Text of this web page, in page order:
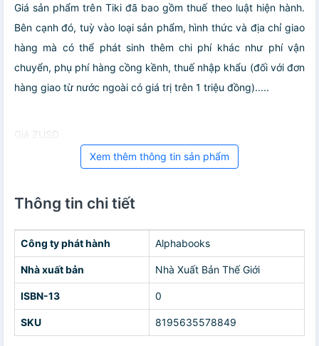
Giá sản phẩm trên Tiki đã bao gồm thuế theo luật hiện hành.
Bên cạnh đó, tuỳ vào loại sản phẩm, hình thức và địa chỉ giao
hàng mà có thể phát sinh thêm chi phí khác như phí vận
chuyển, phụ phí hàng cồng kềnh, thuế nhập khẩu (đối với đơn
hàng giao từ nước ngoài có giá trị trên 1 triệu đồng).....
Giá ZUSD
Xem thêm thông tin sản phẩm
Thông tin chi tiết
Công ty phát hành Alphabooks
Nhà xuất bản Nhà Xuất Bản Thế Giới
ISBN-13 0
SKU 8195635578849